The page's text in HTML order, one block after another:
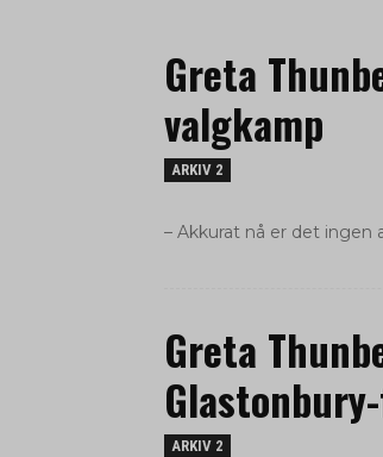
Greta
valgkamp
ARKIV 2
– Akkurat nå er det ingen
Greta
Glastonbury-
ARKIV 2